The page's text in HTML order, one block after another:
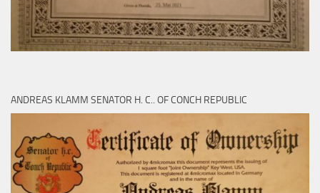
ANDREAS KLAMM SENATOR H. C.. OF CONCH REPUBLIC